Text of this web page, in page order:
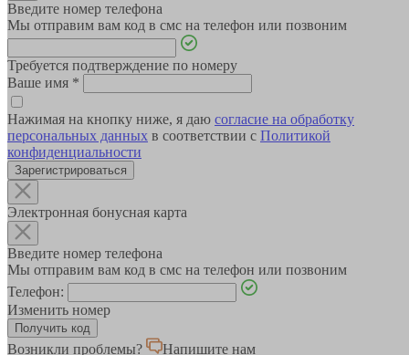
Введите номер телефона
Мы отправим вам код в смс на телефон или позвоним
Требуется подтверждение по номеру
Ваше имя *
Нажимая на кнопку ниже, я даю согласие на обработку
персональных данных в соответствии с Политикой
конфиденциальности
Зарегистрироваться
Электронная бонусная карта
Введите номер телефона
Мы отправим вам код в смс на телефон или позвоним
Телефон:
Изменить номер
Возникли проблемы? Напишите нам